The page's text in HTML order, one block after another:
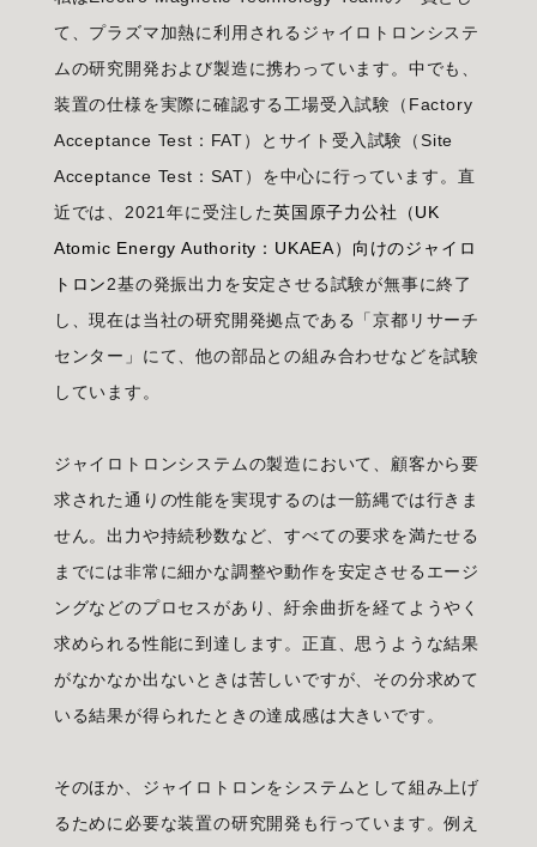
て、プラズマ加熱に利用されるジャイロトロンシステ
ムの研究開発および製造に携わっています。中でも、
装置の仕様を実際に確認する工場受入試験（Factory
Acceptance Test：FAT）とサイト受入試験（Site
Acceptance Test：SAT）を中心に行っています。直
近では、2021年に受注した英国原子力公社（UK
Atomic Energy Authority：UKAEA）向けのジャイロ
トロン2基の発振出力を安定させる試験が無事に終了
し、現在は当社の研究開発拠点である「京都リサーチ
センター」にて、他の部品との組み合わせなどを試験
しています。
ジャイロトロンシステムの製造において、顧客から要
求された通りの性能を実現するのは一筋縄では行きま
せん。出力や持続秒数など、すべての要求を満たせる
までには非常に細かな調整や動作を安定させるエージ
ングなどのプロセスがあり、紆余曲折を経てようやく
求められる性能に到達します。正直、思うような結果
がなかなか出ないときは苦しいですが、その分求めて
いる結果が得られたときの達成感は大きいです。
そのほか、ジャイロトロンをシステムとして組み上げ
るために必要な装置の研究開発も行っています。例え